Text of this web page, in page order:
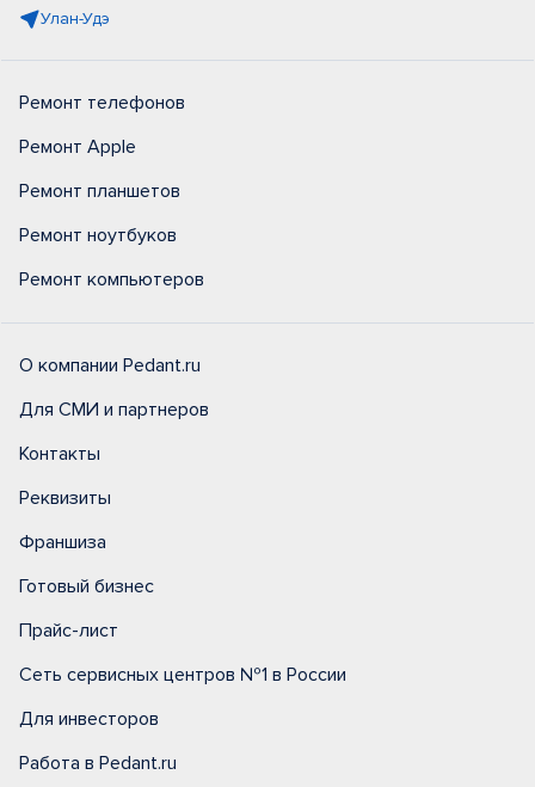
Улан-Удэ
Ремонт телефонов
Ремонт Apple
Ремонт планшетов
Ремонт ноутбуков
Ремонт компьютеров
О компании Pedant.ru
Для СМИ и партнеров
Контакты
Реквизиты
Франшиза
Готовый бизнес
Прайс-лист
Сеть сервисных центров №1 в России
Для инвесторов
Работа в Pedant.ru